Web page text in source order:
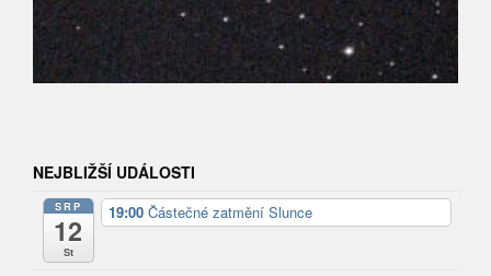
NEJBLIŽŠÍ UDÁLOSTI
SRP
12
St
19:00 Částečné zatmění Slunce